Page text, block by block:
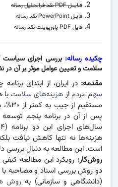
فـایــل PDF نقد فراتحلیل رساله
فایـل PowerPoint نقد رساله
فایل PDF پاورپوینت نقد رساله
چکیده رساله: بررسی اجرای
سلامت و تعیین عوامل موثر بر آن در
مقدمه:در ایران، از ابتدای
سهم مردماز هزینه‌های سلامت
پس از آن در برنامه پنجم توسعه
هزینه‌ها نه تنها کاهش نیافت
است. این مطالعه به دنبال بررسی
روش‌کار: رویکرد این مطالعه
(دانشگاهی و سازمانی) به روش